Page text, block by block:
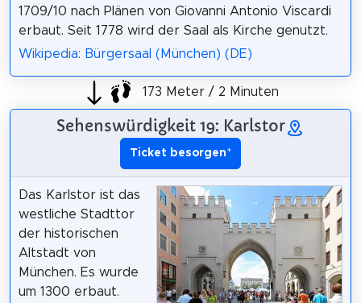
1709/10 nach Plänen von Giovanni Antonio Viscardi
erbaut. Seit 1778 wird der Saal als Kirche genutzt.
Wikipedia: Bürgersaal (München) (DE)
173 Meter / 2 Minuten
Sehenswürdigkeit 19: Karlstor
Ticket besorgen*
Das Karlstor ist das
westliche Stadttor
der historischen
Altstadt von
München. Es wurde
um 1300 erbaut.